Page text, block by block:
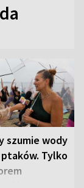
szumie wody
Tylko